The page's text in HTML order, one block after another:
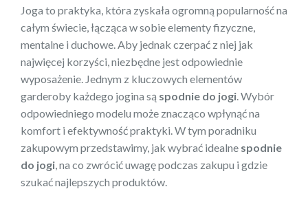
Joga to praktyka, która zyskała ogromną popularność na
całym świecie, łącząca w sobie elementy fizyczne,
mentalne i duchowe. Aby jednak czerpać z niej jak
najwięcej korzyści, niezbędne jest odpowiednie
wyposażenie. Jednym z kluczowych elementów
garderoby każdego jogina są spodnie do jogi . Wybór
odpowiedniego modelu może znacząco wpłynąć na
komfort i efektywność praktyki. W tym poradniku
zakupowym przedstawimy, jak wybrać idealne spodnie
do jogi , na co zwrócić uwagę podczas zakupu i gdzie
szukać najlepszych produktów.